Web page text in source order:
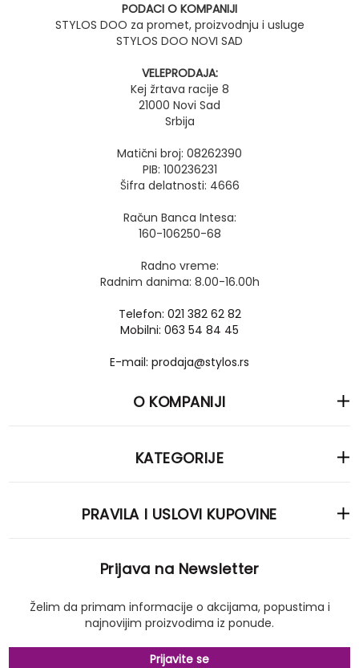
PODACI O KOMPANIJI
STYLOS DOO za promet, proizvodnju i usluge
STYLOS DOO NOVI SAD
VELEPRODAJA:
Kej žrtava racije 8
21000 Novi Sad
Srbija
Matični broj: 08262390
PIB: 100236231
Šifra delatnosti: 4666
Račun Banca Intesa:
160-106250-68
Radno vreme:
Radnim danima: 8.00-16.00h
Telefon: 021 382 62 82
Mobilni: 063 54 84 45
E-mail: prodaja@stylos.rs
O KOMPANIJI
KATEGORIJE
PRAVILA I USLOVI KUPOVINE
Prijava na Newsletter
Želim da primam informacije o akcijama, popustima i
najnovijim proizvodima iz ponude.
Prijavite se